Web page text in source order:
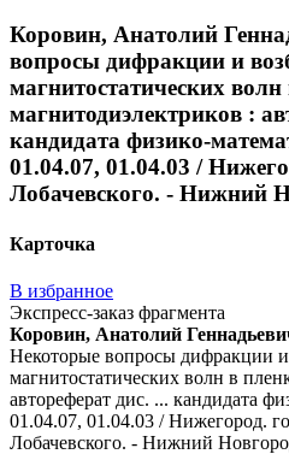
Коровин, Анатолий
вопросы дифракции и
магнитостатических
магнитодиэлектриков :
кандидата физико-
01.04.07, 01.04.03 /
Лобачевского. - Нижний
Карточка
В избранное
Экспресс-заказ фрагмента
Коровин, Анатолий
Некоторые вопросы дифракции
магнитостатических волн в
автореферат дис. ... кандидата
01.04.07, 01.04.03 / Нижегород.
Лобачевского. - Нижний